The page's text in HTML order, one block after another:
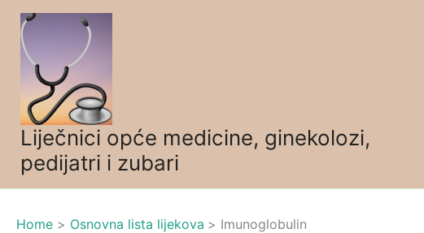
Skip
content
Liječnici opće medicine, ginekolozi,
pedijatri i zubari
Home Osnovna lista lijekova Imunoglobulin